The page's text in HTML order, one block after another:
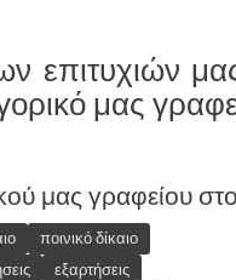
επιτυχιών
μας
μας γραφείου
ποινικό δίκαιο
εξαρτήσεις